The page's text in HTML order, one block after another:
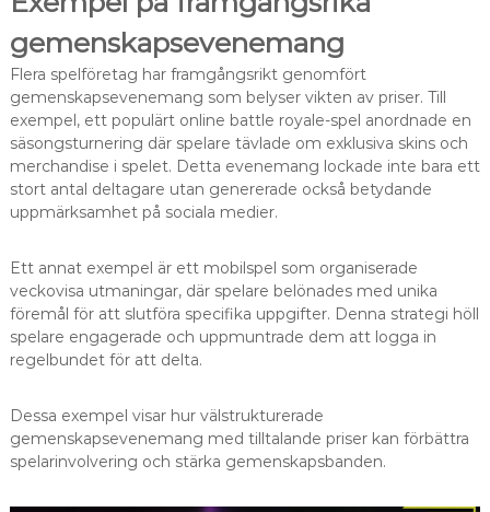
gemenskapsevenemang
Flera spelföretag har framgångsrikt genomfört
gemenskapsevenemang som belyser vikten av priser. Till
exempel, ett populärt online battle royale-spel anordnade en
säsongsturnering där spelare tävlade om exklusiva skins och
merchandise i spelet. Detta evenemang lockade inte bara ett
stort antal deltagare utan genererade också betydande
uppmärksamhet på sociala medier.
Ett annat exempel är ett mobilspel som organiserade
veckovisa utmaningar, där spelare belönades med unika
föremål för att slutföra specifika uppgifter. Denna strategi höll
spelare engagerade och uppmuntrade dem att logga in
regelbundet för att delta.
Dessa exempel visar hur välstrukturerade
gemenskapsevenemang med tilltalande priser kan förbättra
spelarinvolvering och stärka gemenskapsbanden.